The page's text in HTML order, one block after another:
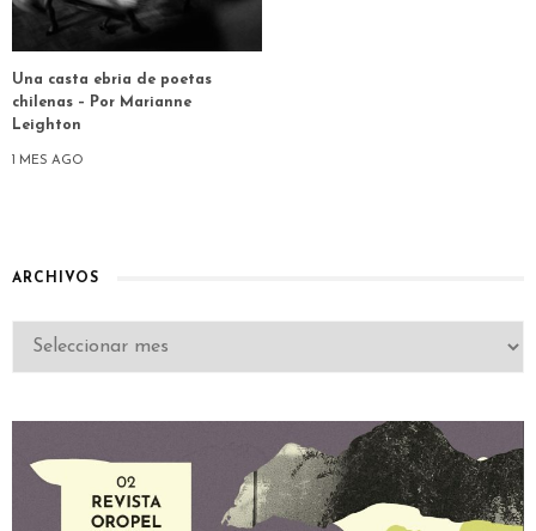
Una casta ebria de poetas
chilenas – Por Marianne
Leighton
1 MES AGO
ARCHIVOS